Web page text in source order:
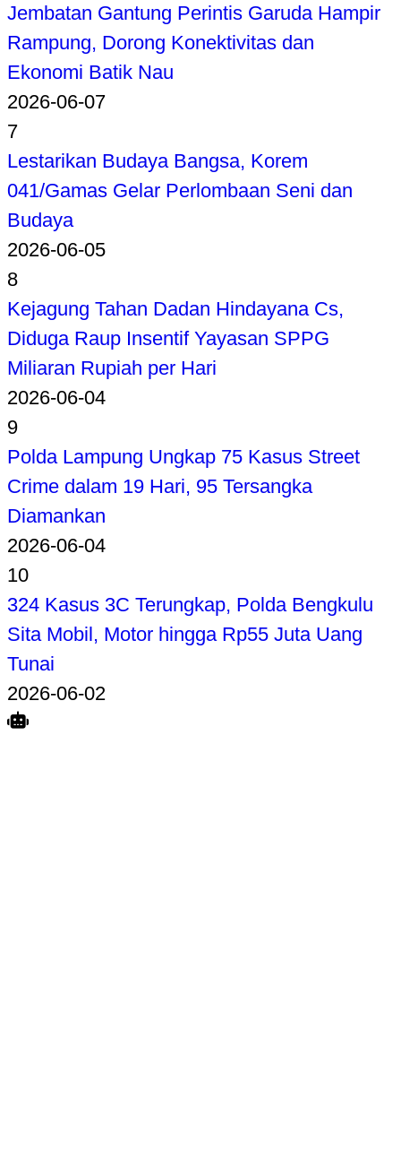
Jembatan Gantung Perintis Garuda Hampir
Rampung, Dorong Konektivitas dan
Ekonomi Batik Nau
2026-06-07
7
Lestarikan Budaya Bangsa, Korem
041/Gamas Gelar Perlombaan Seni dan
Budaya
2026-06-05
8
Kejagung Tahan Dadan Hindayana Cs,
Diduga Raup Insentif Yayasan SPPG
Miliaran Rupiah per Hari
2026-06-04
9
Polda Lampung Ungkap 75 Kasus Street
Crime dalam 19 Hari, 95 Tersangka
Diamankan
2026-06-04
10
324 Kasus 3C Terungkap, Polda Bengkulu
Sita Mobil, Motor hingga Rp55 Juta Uang
Tunai
2026-06-02